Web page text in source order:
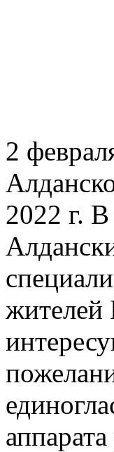
2
2022 г.
жителей